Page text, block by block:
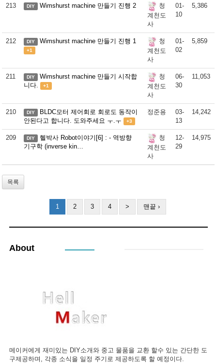
213 DIY Wimshurst machine 만들기 진행 2
청
계천도
사
01-
10
5,386
212 DIY Wimshurst machine 만들기 진행 1
+1
청
계천도
사
01-
02
5,859
211 DIY
Wimshurst machine 만들기 시작합
니다.
+1
청
계천도
사
06-
30
11,053
210 DIY
BLDC모터 제어회로 회로도 동작이
안된다고 합니다. 도와주세요 ㅜ.ㅜ
+3
정준용
03-
13
14,242
209 DIY
헬박사 Robot이야기[6] : - 역방향
기구학 (inverse kin…
청
계천도
사
12-
29
14,975
목록
1 2 3 4 > 맨끝 ›
About
메이커에게 재미있는 DIY소개와 중고 물품을 교환 할수 있는 간단한 도
구제공하며, 각종 소식을 일정 주기로 제공하도록 할 예정이다.